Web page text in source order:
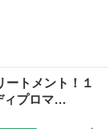
ートメント！１
ィプロマ…